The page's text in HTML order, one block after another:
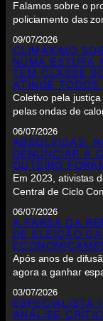
Falamos sobre o
policiamento das
09/07/2026
CLIMÁXIMO
NUMA ESTUFA
TEM CLASSE
ATINGE TODOS
Coletivo pela
pelas ondas de
06/07/2026
ABSOLVIDAS:
DENUNCIAR A
OUTEIRO
Em 2023, ativistas
Central de Ciclo
06/07/2026
A FARSA DA
DE ELEIÇÃO
Após anos de
agora a ganhar
03/07/2026
ESPECIALISTA
ANÁLISE